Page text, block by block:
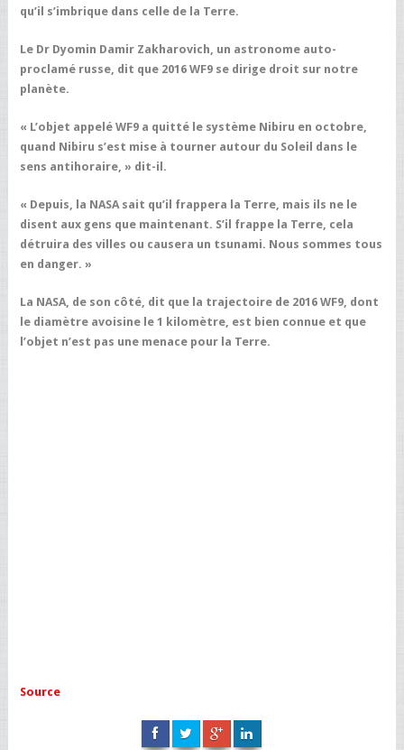
qu’il s’imbrique dans celle de la Terre.
Le Dr Dyomin Damir Zakharovich, un astronome auto-
proclamé russe, dit que 2016 WF9 se dirige droit sur notre
planète.
« L’objet appelé WF9 a quitté le système Nibiru en octobre,
quand Nibiru s’est mise à tourner autour du Soleil dans le
sens antihoraire, » dit-il.
« Depuis, la NASA sait qu’il frappera la Terre, mais ils ne le
disent aux gens que maintenant. S’il frappe la Terre, cela
détruira des villes ou causera un tsunami. Nous sommes tous
en danger. »
La NASA, de son côté, dit que la trajectoire de 2016 WF9, dont
le diamètre avoisine le 1 kilomètre, est bien connue et que
l’objet n’est pas une menace pour la Terre.
Source